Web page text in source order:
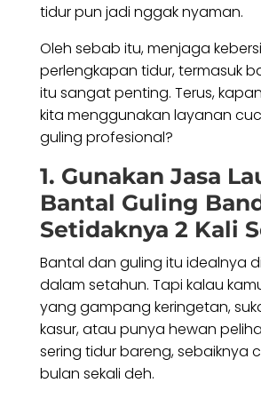
tidur pun jadi nggak nyaman.
Oleh sebab itu, menjaga
perlengkapan tidur, termasuk
itu sangat penting. Terus,
kita menggunakan layanan
guling profesional?
1. Gunakan Jasa
Bantal Guling
Setidaknya 2 Kali
Bantal dan guling itu idealnya
dalam setahun. Tapi kalau
yang gampang keringetan,
kasur, atau punya hewan
sering tidur bareng, sebaiknya
bulan sekali deh.